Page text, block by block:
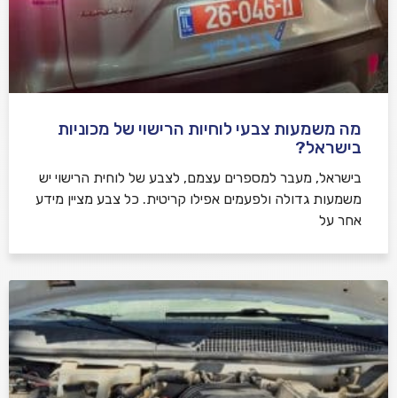
מה משמעות צבעי לוחיות הרישוי של מכוניות
בישראל?
בישראל, מעבר למספרים עצמם, לצבע של לוחית הרישוי יש
משמעות גדולה ולפעמים אפילו קריטית. כל צבע מציין מידע
אחר על